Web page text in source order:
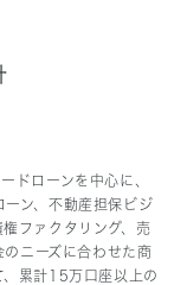
ドローンを中心に、
ン、不動産担保ビジ
ファクタリング、売
ニーズに合わせた商
、累計15万口座以上の